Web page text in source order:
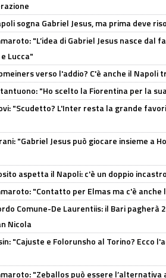
sogna Gabriel Jesus, ma prima deve
"L’idea di Gabriel Jesus nasce
Lucca"
verso l'addio? C'è anche il Napoli
"Ho scelto la Fiorentina per la
"Scudetto? L'Inter resta la grande
"Gabriel Jesus può giocare insieme a
aspetta il Napoli: c'è un doppio
"Contatto per Elmas ma c'è anche
Comune-De Laurentiis: il Bari pagherà
Nicola
"Cajuste e Folorunsho al Torino? Ecco
"Zeballos può essere l’alternativa